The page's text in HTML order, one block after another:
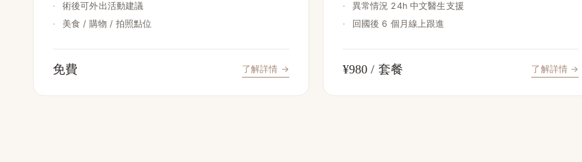
·
術後可外出活動建議
·
美食 / 購物 / 拍照點位
免費 了解詳情 →
·
異常情況 24h 中文醫生支援
·
回國後 6 個月線上跟進
¥980 / 套餐 了解詳情 →